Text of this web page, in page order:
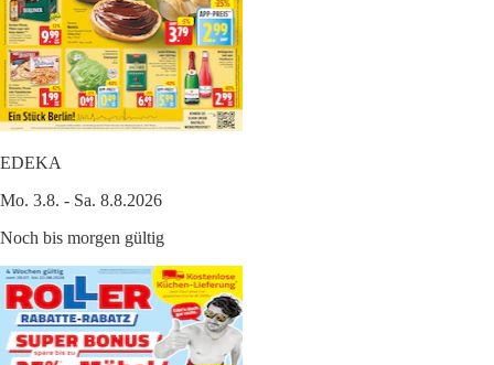
EDEKA
Mo. 3.8. - Sa. 8.8.2026
Noch bis morgen gültig